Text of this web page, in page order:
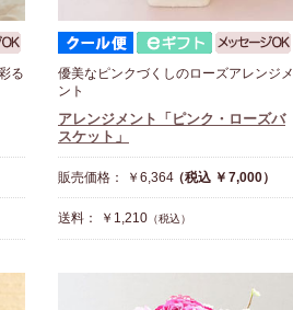
る
優美なピンクづくしのローズアレンジメ
ント
アレンジメント「ピンク・ローズバ
スケット」
販売価格： ￥6,364（税込 ￥7,000）
送料： ￥1,210 （税込）